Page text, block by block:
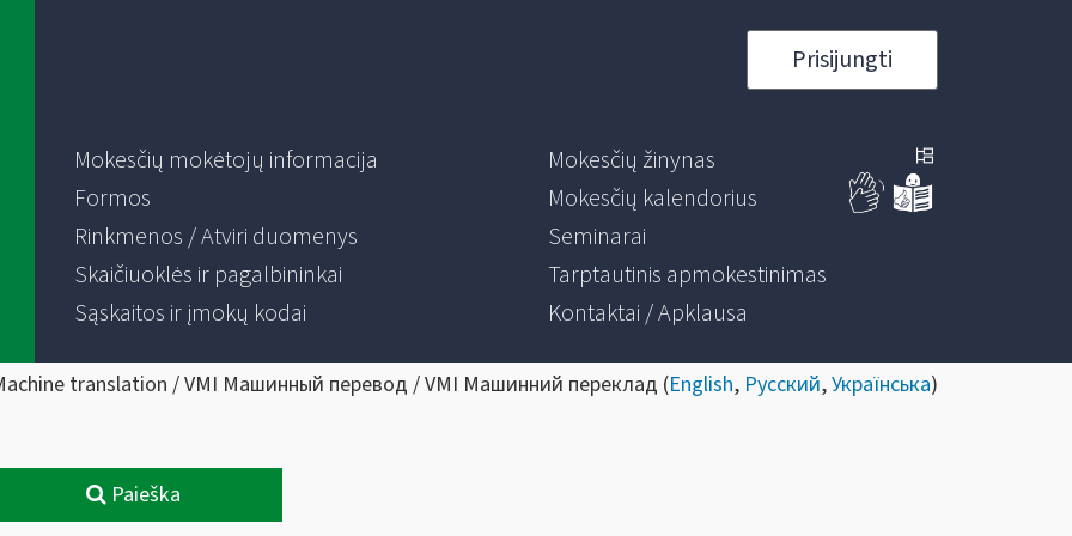
Prisijungti
Mokesčių mokėtojų informacija
Formos
Rinkmenos / Atviri duomenys
Skaičiuoklės ir pagalbininkai
Sąskaitos ir įmokų kodai
Mokesčių žinynas
Mokesčių kalendorius
Seminarai
Tarptautinis apmokestinimas
Kontaktai / Apklausa
translation / VMI Машинный перевод / VMI Машинний переклад (English, Русский,Українська)
Paieška